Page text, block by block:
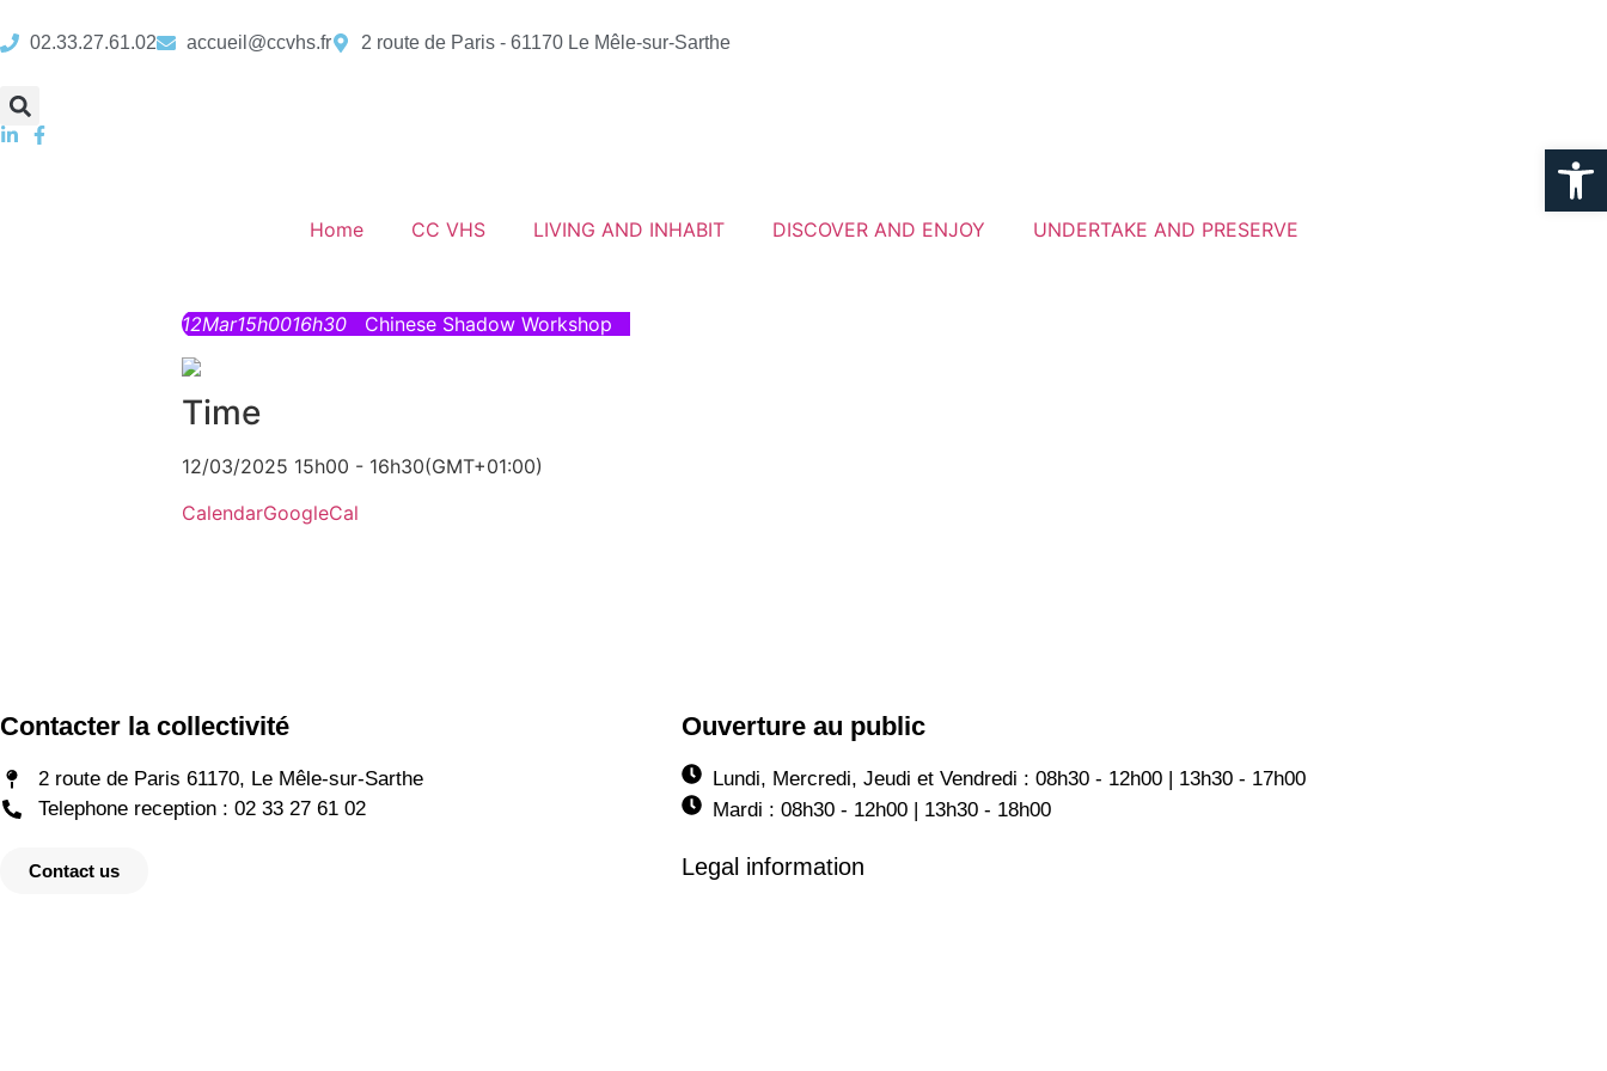
02.33.27.61.02 accueil@ccvhs.fr 2 route de Paris - 61170 Le Mêle-sur-Sarthe
Home CC VHS LIVING AND INHABIT DISCOVER AND ENJOY UNDERTAKE AND PRESERVE
12Mar15h0016h30 Chinese Shadow Workshop
Time
12/03/2025 15h00 - 16h30(GMT+01:00)
CalendarGoogleCal
Contacter la collectivité
2 route de Paris 61170, Le Mêle-sur-Sarthe
Telephone reception : 02 33 27 61 02
Contact us
Ouverture au public
Lundi, Mercredi, Jeudi et Vendredi : 08h30 - 12h00 | 13h30 - 17h00
Mardi : 08h30 - 12h00 | 13h30 - 18h00
Legal information
Ouvrir